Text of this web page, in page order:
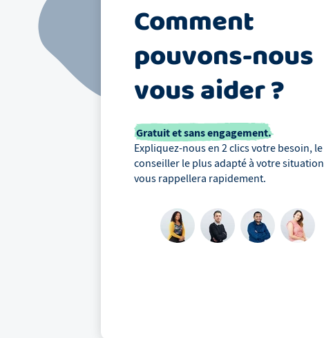
Comment
pouvons-nous
vous aider ?
Gratuit et sans engagement.
Expliquez-nous en 2 clics votre besoin, le
conseiller le plus adapté à votre situation
vous rappellera rapidement.